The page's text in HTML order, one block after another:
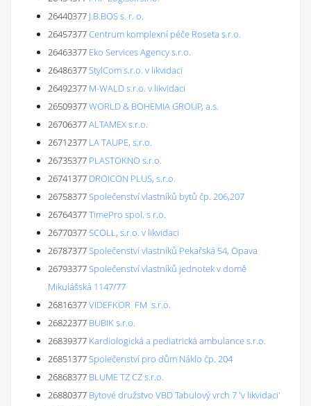
26440377 J.B.BOS s. r. o.
26457377Centrum komplexní péče Roseta s.r.o.
26463377 Eko Services Agency s.r.o.
26486377StylCom s.r.o. v likvidaci
26492377 M-WALD s.r.o. v likvidaci
26509377WORLD & BOHEMIA GROUP, a.s.
26706377ALTAMEX s.r.o.
26712377 LA TAUPE, s.r.o.
26735377 PLASTOKNO s.r.o.
26741377 DROICON PLUS, s.r.o.
26758377Společenství vlastníků bytů čp. 206,207
26764377TimePro spol. s r.o.
26770377SCOLL, s.r.o. v likvidaci
26787377Společenství vlastníků Pekařská 54, Opava
26793377Společenství vlastníků jednotek v domě
Mikulášská 1147/77
26816377VIDEFKOR FM s.r.o.
26822377 BUBIK s.r.o.
26839377 Kardiologická a pediatrická ambulance s.r.o.
26851377Společenství pro dům Náklo čp. 204
26868377 BLUME TZ CZ s.r.o.
26880377 Bytové družstvo VBD Tabulový vrch 7 'v likvidaci'